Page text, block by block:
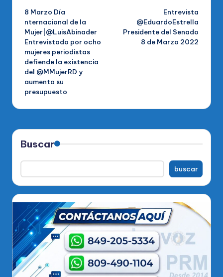
de
entradas
8 Marzo Día
nternacional de la
Mujer|@LuisAbinader
Entrevistado por ocho
mujeres periodistas
defiende la existencia
del @MMujerRD y
aumenta su
presupuesto
Entrevista
@EduardoEstrella
Presidente del Senado
8 de Marzo 2022
Buscar
buscar